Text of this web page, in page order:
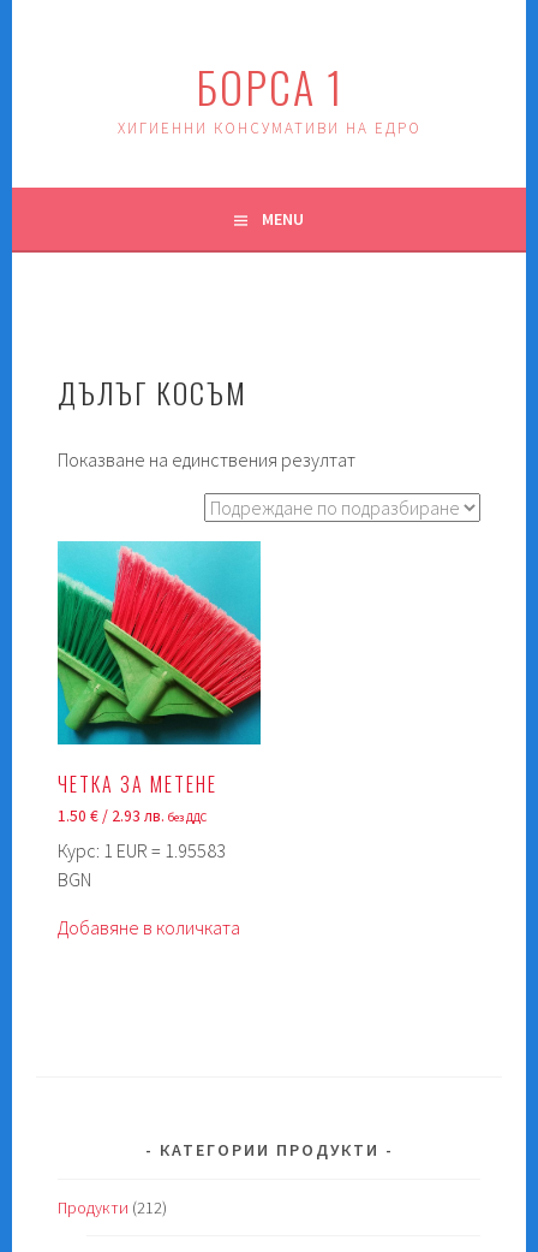
БОРСА 1
ХИГИЕННИ КОНСУМАТИВИ НА ЕДРО
MENU
ДЪЛЪГ КОСЪМ
Показване на единствения резултат
ЧЕТКА ЗА МЕТЕНЕ
1.50€/ 2.93 лв.без ДДС
Курс: 1 EUR = 1.95583
BGN
Добавяне в количката
КАТЕГОРИИ ПРОДУКТИ
Продукти (212)